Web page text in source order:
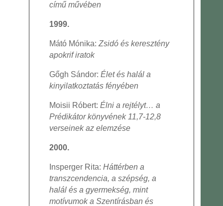
című művében
1999.
Mátó Mónika:Zsidó és keresztény
apokrif iratok
Gőgh Sándor:Élet és halál a
kinyilatkoztatás fényében
Moisii Róbert:Élni a rejtélyt… a
Prédikátor könyvének 11,7-12,8
verseinek az elemzése
2000.
Insperger Rita:Háttérben a
transzcendencia, a szépség, a
halál és a gyermekség, mint
motívumok a Szentírásban és